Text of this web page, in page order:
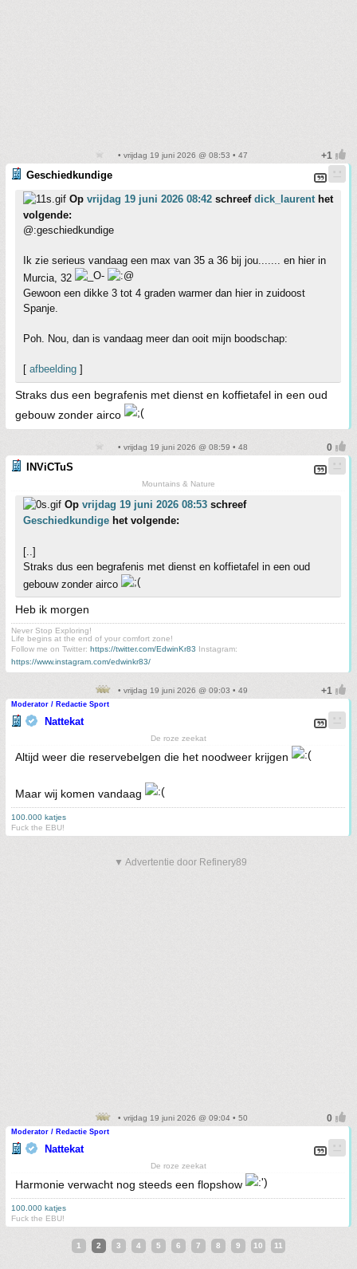
• vrijdag 19 juni 2026 @ 08:53 • 47
Geschiedkundige
Op vrijdag 19 juni 2026 08:42 schreef dick_laurenthet
volgende:
@:geschiedkundige
Ik zie serieus vandaag een max van 35 a 36 bij jou....... en hier in
Murcia, 32
Gewoon een dikke 3 tot 4 graden warmer dan hier in zuidoost
Spanje.
Poh. Nou, dan is vandaag meer dan ooit mijn boodschap:
[ afbeelding ]
Straks dus een begrafenis met dienst en koffietafel in een oud
gebouw zonder airco
• vrijdag 19 juni 2026 @ 08:59 • 48
INViCTuS
Mountains & Nature
Op vrijdag 19 juni 2026 08:53 schreef
Geschiedkundige het volgende:
[..]
Straks dus een begrafenis met dienst en koffietafel in een oud
gebouw zonder airco
Heb ik morgen
Never Stop Exploring!
Life begins at the end of your comfort zone!
Follow me on Twitter: https://twitter.com/EdwinKr83 Instagram:
https://www.instagram.com/edwinkr83/
• vrijdag 19 juni 2026 @ 09:03 • 49
Moderator / Redactie Sport
Nattekat
De roze zeekat
Altijd weer die reservebelgen die het noodweer krijgen
Maar wij komen vandaag
100.000 katjes
Fuck the EBU!
▼ Advertentie door Refinery89
• vrijdag 19 juni 2026 @ 09:04 • 50
Moderator / Redactie Sport
Nattekat
De roze zeekat
Harmonie verwacht nog steeds een flopshow
100.000 katjes
Fuck the EBU!
1 2 3 4 5 6 7 8 9 10 11